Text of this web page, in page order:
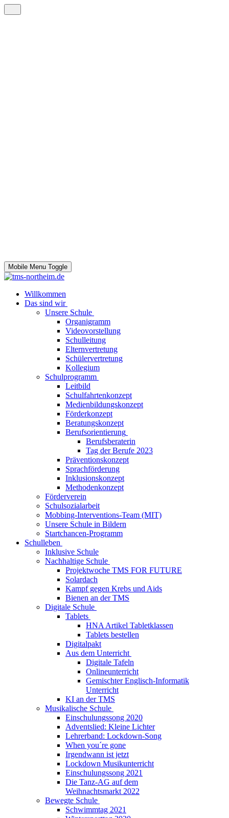
Mobile Menu Toggle
Willkommen
Das sind wir
Unsere Schule
Organigramm
Videovorstellung
Schulleitung
Elternvertretung
Schülervertretung
Kollegium
Schulprogramm
Leitbild
Schulfahrtenkonzept
Medienbildungskonzept
Förderkonzept
Beratungskonzept
Berufsorientierung
Berufsberaterin
Tag der Berufe 2023
Präventionskonzept
Sprachförderung
Inklusionskonzept
Methodenkonzept
Förderverein
Schulsozialarbeit
Mobbing-Interventions-Team (MIT)
Unsere Schule in Bildern
Startchancen-Programm
Schulleben
Inklusive Schule
Nachhaltige Schule
Projektwoche TMS FOR FUTURE
Solardach
Kampf gegen Krebs und Aids
Bienen an der TMS
Digitale Schule
Tablets
HNA Artikel Tabletklassen
Tablets bestellen
Digitalpakt
Aus dem Unterricht
Digitale Tafeln
Onlineunterricht
Gemischter Englisch-Informatik
Unterricht
KI an der TMS
Musikalische Schule
Einschulungssong 2020
Adventslied: Kleine Lichter
Lehrerband: Lockdown-Song
When you´re gone
Irgendwann ist jetzt
Lockdown Musikunterricht
Einschulungssong 2021
Die Tanz-AG auf dem
Weihnachtsmarkt 2022
Bewegte Schule
Schwimmtag 2021